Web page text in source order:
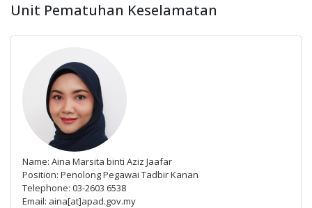
Unit Pematuhan Keselamatan
Name: Aina Marsita binti Aziz Jaafar
Position: Penolong Pegawai Tadbir Kanan
Telephone: 03-2603 6538
Email: aina[at]apad.gov.my